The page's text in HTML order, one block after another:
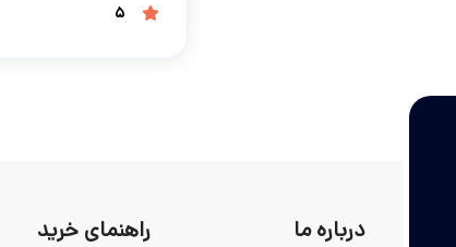
5
درباره ما راهنمای خرید